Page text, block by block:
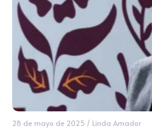
28 de mayo de 2025 / Linda Amador